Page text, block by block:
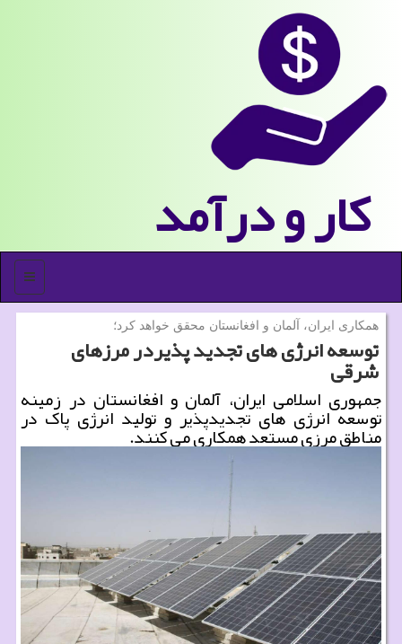
كار و درآمد
منو
همكاری ایران، آلمان و افغانستان محقق خواهد كرد؛
توسعه انرژی های تجدید پذیردر مرزهای
شرقی
جمهوری اسلامی ایران، آلمان و افغانستان در زمینه
توسعه انرژی های تجدیدپذیر و تولید انرژی پاک در
مناطق مرزی مستعد همکاری می کنند.